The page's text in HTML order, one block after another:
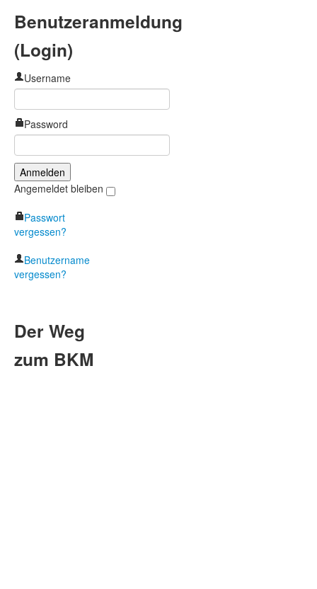
Benutzeranmeldung
(Login)
Username
Password
Angemeldet bleiben
Passwort
vergessen?
Benutzername
vergessen?
Der Weg
zum BKM